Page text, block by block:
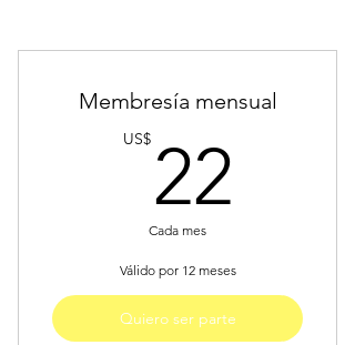
Membresía mensual
US$ 22
Cada mes
Válido por 12 meses
Quiero ser parte